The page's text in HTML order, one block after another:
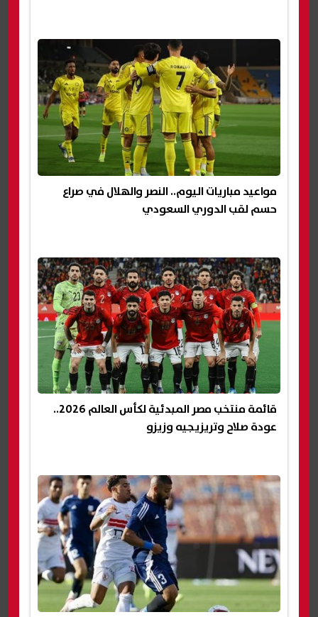
مواعيد مباريات اليوم.. النصر والهلال في صراع
حسم لقب الدوري السعودي
قائمة منتخب مصر المبدئية لكأس العالم 2026..
عودة صلاح وتريزيجيه وزيزو